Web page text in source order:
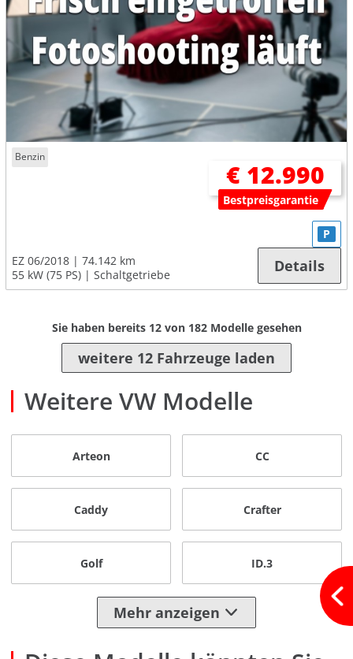
Benzin
€ 12.990
Bestpreisgarantie
EZ 06/2018
74.142 km
55 kW (75 PS)
Schaltgetriebe
P
Details
Sie haben bereits 12von 182Modelle gesehen
weitere 12 Fahrzeuge laden
Weitere VW Modelle
Arteon CC
Caddy Crafter
Golf ID.3
Mehr anzeigen